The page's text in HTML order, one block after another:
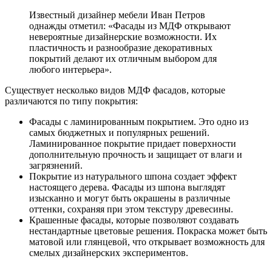
Известный дизайнер мебели Иван Петров
однажды отметил: «Фасады из МДФ открывают
невероятные дизайнерские возможности. Их
пластичность и разнообразие декоративных
покрытий делают их отличным выбором для
любого интерьера».
Существует несколько видов МДФ фасадов, которые
различаются по типу покрытия:
Фасады с ламинированным покрытием. Это одно из
самых бюджетных и популярных решений.
Ламинированное покрытие придает поверхности
дополнительную прочность и защищает от влаги и
загрязнений.
Покрытие из натурального шпона создает эффект
настоящего дерева. Фасады из шпона выглядят
изысканно и могут быть окрашены в различные
оттенки, сохраняя при этом текстуру древесины.
Крашенные фасады, которые позволяют создавать
нестандартные цветовые решения. Покраска может быть
матовой или глянцевой, что открывает возможность для
смелых дизайнерских экспериментов.